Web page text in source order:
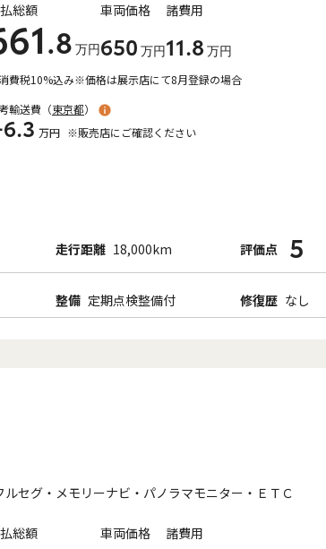
総額
.8 万円
車両価格
650 万円
諸費用
11.8 万円
費税10%込み※価格は展示店にて8月登録の場合
輸送費（東京都）
万円 ※販売店にご確認ください
走行距離 18,000km 評価点 5
整備 定期点検整備付 修復歴 なし
セグ・メモリーナビ・パノラマモニター・ＥＴＣ
総額 車両価格 諸費用